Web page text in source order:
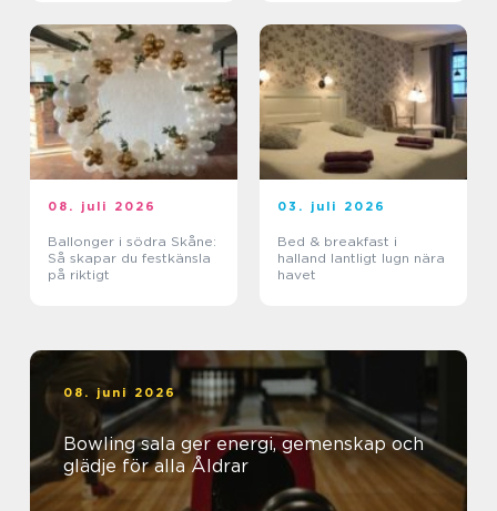
08. juli 2026
Ballonger i södra Skåne:
Så skapar du festkänsla
på riktigt
03. juli 2026
Bed & breakfast i
halland lantligt lugn nära
havet
08. juni 2026
Bowling sala ger energi, gemenskap och
glädje för alla Åldrar